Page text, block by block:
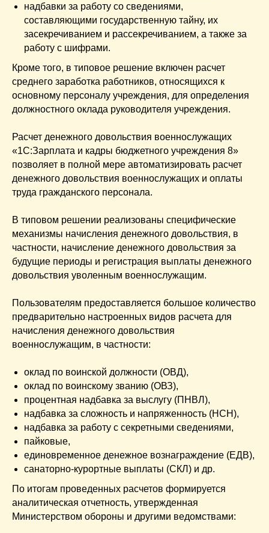
надбавки за работу со сведениями,
составляющими государственную тайну, их
засекречиванием и рассекречиванием, а также за
работу с шифрами.
Кроме того, в типовое решение включен расчет
среднего заработка работников, относящихся к
основному персоналу учреждения, для определения
должностного оклада руководителя учреждения.
Расчет денежного довольствия военнослужащих
«1С:Зарплата и кадры бюджетного учреждения 8»
позволяет в полной мере автоматизировать расчет
денежного довольствия военнослужащих и оплаты
труда гражданского персонала.
В типовом решении реализованы специфические
механизмы начисления денежного довольствия, в
частности, начисление денежного довольствия за
будущие периоды и регистрация выплаты денежного
довольствия уволенным военнослужащим.
Пользователям предоставляется большое количество
предварительно настроенных видов расчета для
начисления денежного довольствия
военнослужащим, в частности:
оклад по воинской должности (ОВД),
оклад по воинскому званию (ОВЗ),
процентная надбавка за выслугу (ПНВЛ),
надбавка за сложность и напряженность (НСН),
надбавка за работу с секретными сведениями,
пайковые,
единовременное денежное вознаграждение (ЕДВ),
санаторно-курортные выплаты (СКЛ) и др.
По итогам проведенных расчетов формируется
аналитическая отчетность, утвержденная
Министерством обороны и другими ведомствами: